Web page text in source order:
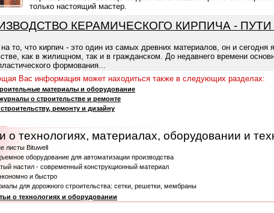
только настоящий мастер.
КЕРАМИЧЕСКОГО КИРПИЧА - ПУТИ
то, что кирпич - это один из самых древних материалов, он и
как в жилищном, так и в гражданском. До недавнего времени
формования...
Вас информация может находиться также в следующих разделах:
материалы и оборудование
о строительстве и ремонте
ремонту и дизайну
о технологиях, материалах, оборудовании и
листы Bituwell
оборудование для автоматизации производства
настил - современный конструкционный материал
и быстро
для дорожного строительства: сетки, решетки, мембраны
о технологиях и оборудовании